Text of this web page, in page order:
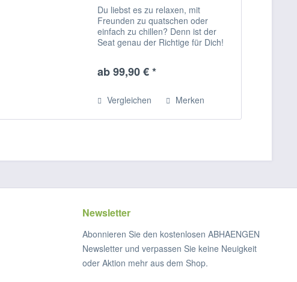
Du liebst es zu relaxen, mit
Freunden zu quatschen oder
einfach zu chillen? Denn ist der
Seat genau der Richtige für Dich!
und Erwachsene dein Leben
ab 99,90 € *
Vergleichen Merken
Newsletter
Abonnieren Sie den kostenlosen ABHAENGEN
Newsletter und verpassen Sie keine Neuigkeit
oder Aktion mehr aus dem Shop.